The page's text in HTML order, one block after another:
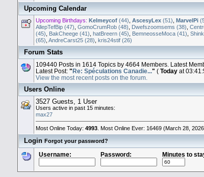
Upcoming Calendar
Upcoming Birthdays: Kelmeycof(44) AscesyLex(51) MarvelPi
AllepTefBip (47) GomoCrumRob (48) Dwefszoomsems (38)
(45)
BakCheege (41) hatBreern (45) BemneosseMoca (41)
(65) AndreCarst25 (28) kris24stif (26)
Forum Stats
109440 Posts in 1614 Topics by 4664 Members. Latest
Latest Post:"Re: Spéculations Canadie..." (Today at
View the most recent posts on the forum.
Users Online
3527 Guests, 1 User
Users active in past 15 minutes:
max27
Most Online Today:4993 . Most Online Ever: 16469 (March 28,
LoginForgot your password?
Username: Password: Minutes to